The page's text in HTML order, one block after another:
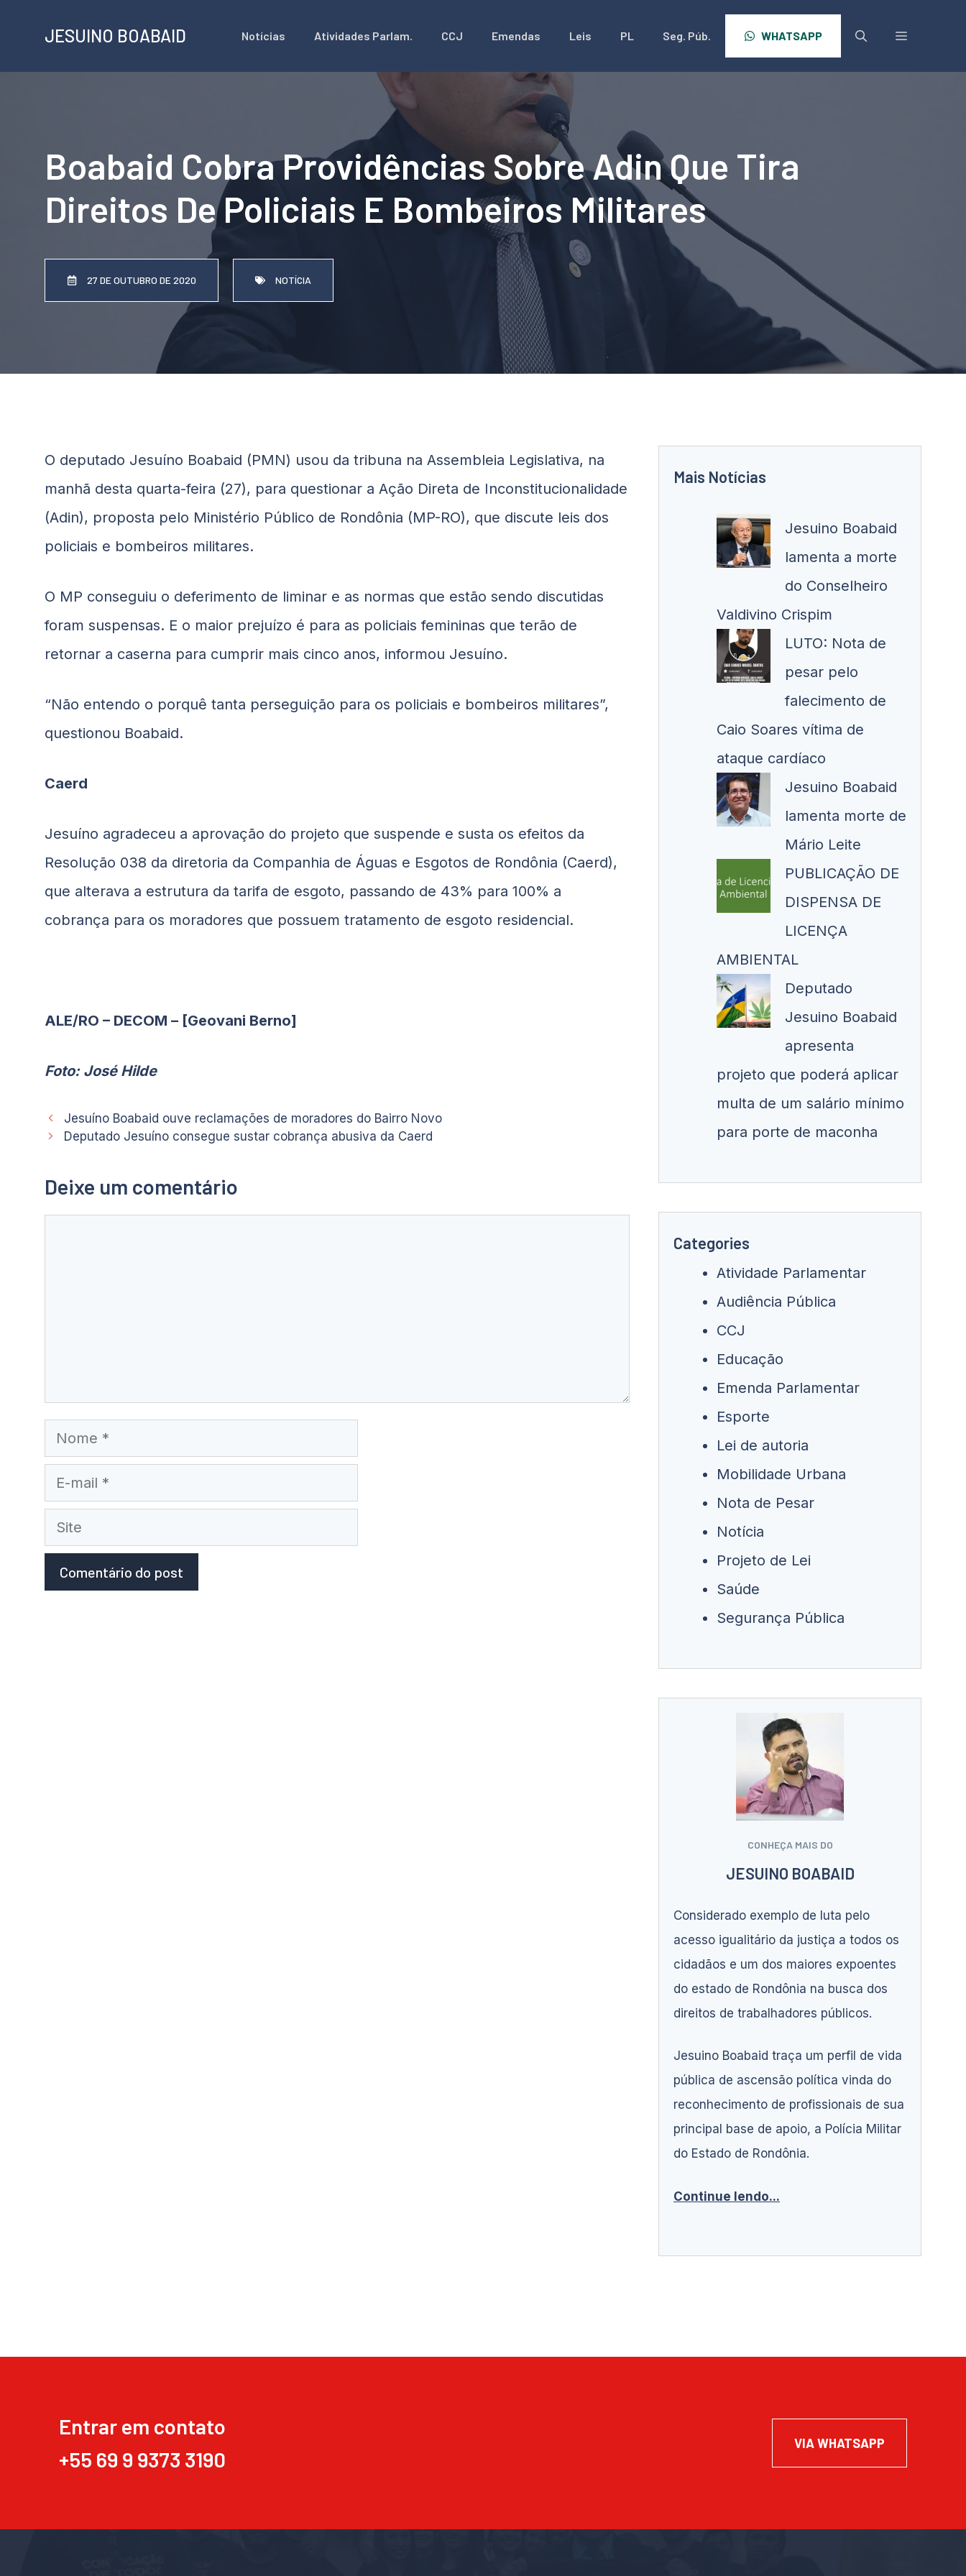
o
JESUINO BOABAID Notícias Atividades Parlam. CCJ Emendas Leis PL Seg. Púb. WHATSAPP
Boabaid Cobra Providências Sobre Adin Que Tira
Direitos De Policiais E Bombeiros Militares
27 DE OUTUBRO DE 2020 NOTÍCIA
O deputado Jesuíno Boabaid (PMN) usou da tribuna na Assembleia Legislativa, na
manhã desta quarta-feira (27), para questionar a Ação Direta de Inconstitucionalidade
(Adin), proposta pelo Ministério Público de Rondônia (MP-RO), que discute leis dos
policiais e bombeiros militares.
O MP conseguiu o deferimento de liminar e as normas que estão sendo discutidas
foram suspensas. E o maior prejuízo é para as policiais femininas que terão de
retornar a caserna para cumprir mais cinco anos, informou Jesuíno.
“Não entendo o porquê tanta perseguição para os policiais e bombeiros militares”,
questionou Boabaid.
Caerd
Jesuíno agradeceu a aprovação do projeto que suspende e susta os efeitos da
Resolução 038 da diretoria da Companhia de Águas e Esgotos de Rondônia (Caerd),
que alterava a estrutura da tarifa de esgoto, passando de 43% para 100% a
cobrança para os moradores que possuem tratamento de esgoto residencial.
ALE/RO – DECOM – [Geovani Berno]
Foto: José Hilde
Jesuíno Boabaid ouve reclamações de moradores do Bairro Novo
Deputado Jesuíno consegue sustar cobrança abusiva da Caerd
Deixe um comentário
Nome
E-
mail
Site
Mais Notícias
Jesuino Boabaid
lamenta a morte
do Conselheiro
Valdivino Crispim
LUTO: Nota de
pesar pelo
falecimento de
Caio Soares vítima de
ataque cardíaco
Jesuino Boabaid
lamenta morte de
Mário Leite
PUBLICAÇÃO DE
DISPENSA DE
LICENÇA
AMBIENTAL
Deputado
Jesuino Boabaid
apresenta
projeto que poderá aplicar
multa de um salário mínimo
para porte de maconha
Categories
Atividade Parlamentar
Audiência Pública
CCJ
Educação
Emenda Parlamentar
Esporte
Lei de autoria
Mobilidade Urbana
Nota de Pesar
Notícia
Projeto de Lei
Saúde
Segurança Pública
CONHEÇA MAIS DO
JESUINO BOABAID
Considerado exemplo de luta pelo
acesso igualitário da justiça a todos os
cidadãos e um dos maiores expoentes
do estado de Rondônia na busca dos
direitos de trabalhadores públicos.
Jesuino Boabaid traça um perfil de vida
pública de ascensão política vinda do
reconhecimento de profissionais de sua
principal base de apoio, a Polícia Militar
do Estado de Rondônia.
Continue lendo...
Entrar em contato
+55 69 9 9373 3190
VIA WHATSAPP